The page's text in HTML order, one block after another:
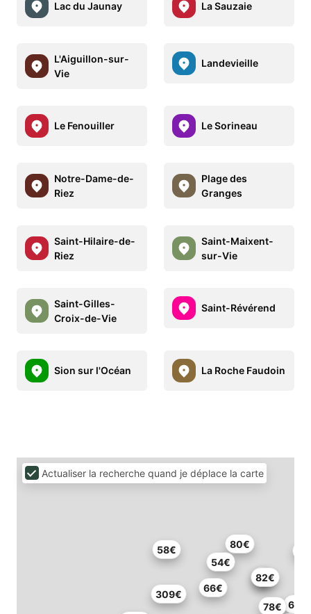
Lac du Jaunay La Sauzaie
L'Aiguillon-sur-
Vie
Landevieille
Le Fenouiller Le Sorineau
Notre-Dame-de-
Riez
Plage des
Granges
Saint-Hilaire-de-
Riez
Saint-Maixent-
sur-Vie
Saint-Gilles-
Croix-de-Vie
Saint-Révérend
Sion sur l'Océan La Roche Faudoin
82€
58€ 80€
309€
78€
54€
66€
60€
Actualiser la recherche quand je déplace la carte